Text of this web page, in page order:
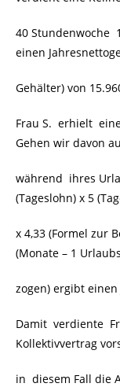
40 Stundenwoche
einen
Gehälter) von
Frau S. erhielt
Gehen wir davon
während ihres
(Tageslohn) x 5
x 4,33 (Formel zur
(Monate – 1
zogen) ergibt einen
Damit verdiente
Kollektivvertrag
in diesem Fall die